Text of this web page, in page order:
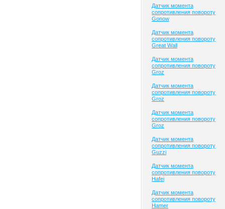
Датчик момента
сопротивления повороту
Gonow
Датчик момента
сопротивления повороту
Great Wall
Датчик момента
сопротивления повороту
Groz
Датчик момента
сопротивления повороту
Groz
Датчик момента
сопротивления повороту
Groz
Датчик момента
сопротивления повороту
Guzzi
Датчик момента
сопротивления повороту
Hafei
Датчик момента
сопротивления повороту
Hamer